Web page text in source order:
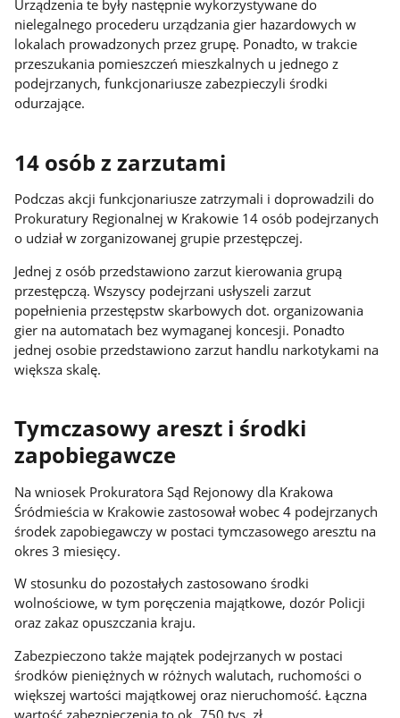
Urządzenia te były następnie wykorzystywane do
nielegalnego procederu urządzania gier hazardowych w
lokalach prowadzonych przez grupę. Ponadto, w trakcie
przeszukania pomieszczeń mieszkalnych u jednego z
podejrzanych, funkcjonariusze zabezpieczyli środki
odurzające.
14 osób z zarzutami
Podczas akcji funkcjonariusze zatrzymali i doprowadzili do
Prokuratury Regionalnej w Krakowie 14 osób podejrzanych
o udział w zorganizowanej grupie przestępczej.
Jednej z osób przedstawiono zarzut kierowania grupą
przestępczą. Wszyscy podejrzani usłyszeli zarzut
popełnienia przestępstw skarbowych dot. organizowania
gier na automatach bez wymaganej koncesji. Ponadto
jednej osobie przedstawiono zarzut handlu narkotykami na
większa skalę.
Tymczasowy areszt i środki
zapobiegawcze
Na wniosek Prokuratora Sąd Rejonowy dla Krakowa
Śródmieścia w Krakowie zastosował wobec 4 podejrzanych
środek zapobiegawczy w postaci tymczasowego aresztu na
okres 3 miesięcy.
W stosunku do pozostałych zastosowano środki
wolnościowe, w tym poręczenia majątkowe, dozór Policji
oraz zakaz opuszczania kraju.
Zabezpieczono także majątek podejrzanych w postaci
środków pieniężnych w różnych walutach, ruchomości o
większej wartości majątkowej oraz nieruchomość. Łączna
wartość zabezpieczenia to ok. 750 tys. zł.